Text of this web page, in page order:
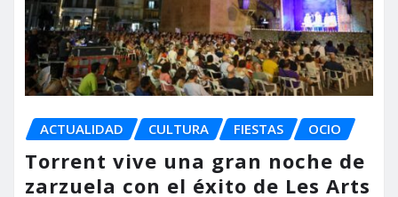
ACTUALIDAD CULTURA FIESTAS OCIO
Torrent vive una gran noche de
zarzuela con el éxito de Les Arts